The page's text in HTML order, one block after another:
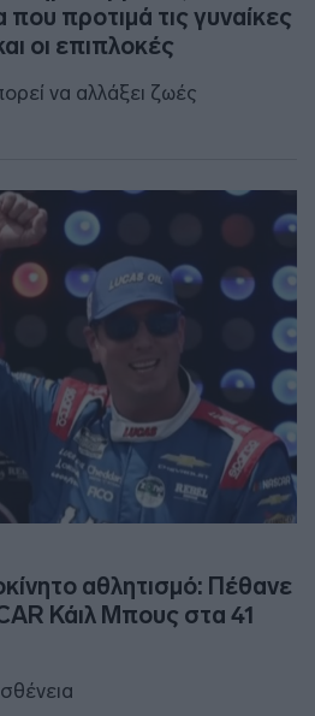
προτιμά τις γυναίκες
οι επιπλοκές
να αλλάξει ζωές
αθλητισμό: Πέθανε
Κάιλ Μπους στα 41